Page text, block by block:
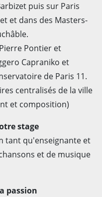
puis sur Paris
et dans des Masters-
Pontier et
Capraniko et
de Paris 11.
centralisés de la ville
et composition)
stage
tant qu'enseignante et
et de musique
passion